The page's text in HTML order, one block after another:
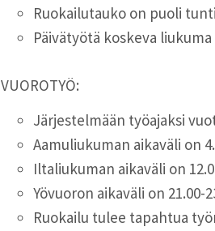
Ruokailutauko on puoli
Päivätyötä koskeva
VUOROTYÖ:
Järjestelmään työajaksi
Aamuliukuman aikaväli on
Iltaliukuman aikaväli on
Yövuoron aikaväli on 21.00-
Ruokailu tulee tapahtua